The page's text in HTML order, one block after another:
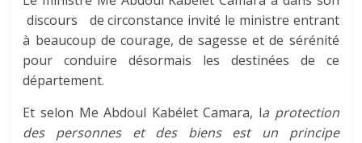
discours de circonstance invité le ministre entrant
à beaucoup de courage, de sagesse et de sérénité
pour conduire désormais les destinées de ce
département.
Et selon Me Abdoul Kabélet Camara, la protection
des personnes et des biens est un principe